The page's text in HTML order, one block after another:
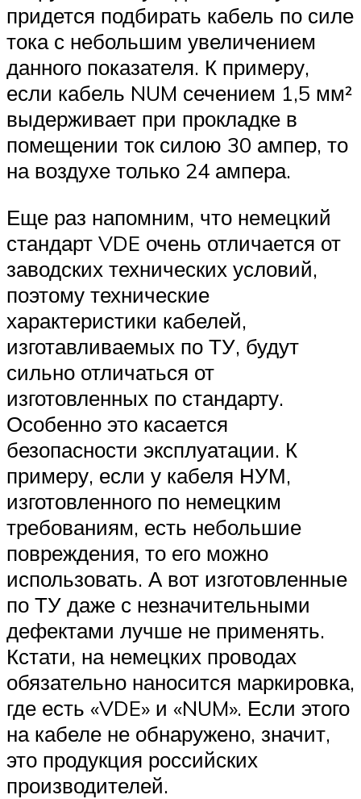
придется подбирать кабель по силе
тока с небольшим увеличением
данного показателя. К примеру,
если кабель NUM сечением 1,5 мм²
выдерживает при прокладке в
помещении ток силою 30 ампер, то
на воздухе только 24 ампера.
Еще раз напомним, что немецкий
стандарт VDE очень отличается от
заводских технических условий,
поэтому технические
характеристики кабелей,
изготавливаемых по ТУ, будут
сильно отличаться от
изготовленных по стандарту.
Особенно это касается
безопасности эксплуатации. К
примеру, если у кабеля НУМ,
изготовленного по немецким
требованиям, есть небольшие
повреждения, то его можно
использовать. А вот изготовленные
по ТУ даже с незначительными
дефектами лучше не применять.
Кстати, на немецких проводах
обязательно наносится маркировка,
где есть «VDE» и «NUM». Если этого
на кабеле не обнаружено, значит,
это продукция российских
производителей.